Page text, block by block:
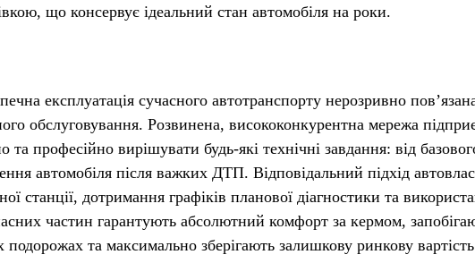
що консервує ідеальний стан автомобіля на роки.
експлуатація сучасного автотранспорту нерозривно
обслуговування. Розвинена, висококонкурентна мережа
та професійно вирішувати будь-які технічні завдання: від
автомобіля після важких ДТП. Відповідальний підхід
станції, дотримання графіків планової діагностики та
частин гарантують абсолютний комфорт за кермом,
та максимально зберігають залишкову ринкову